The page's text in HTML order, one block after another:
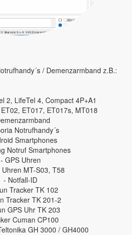
/ Demenzarmband z.B.:
2, LifeTel 4, Compact 4P+A1
ET017, ET017s, MT018
Notrufhandy´s
Smartphones
Notruf Smartphones
- GPS Uhren
MT-S03, T58
- Notfall-ID
Tracker TK 102
Tracker TK 201-2
GPS Uhr TK 203
Cuman CP100
GH 3000 / GH4000